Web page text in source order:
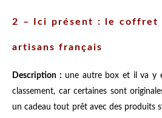
2 – Ici présent : le coffret
artisans français
Description : une autre box et il va y
classement, car certaines sont
un cadeau tout prêt avec des produits